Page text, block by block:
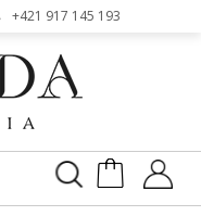
+421 917 145 193